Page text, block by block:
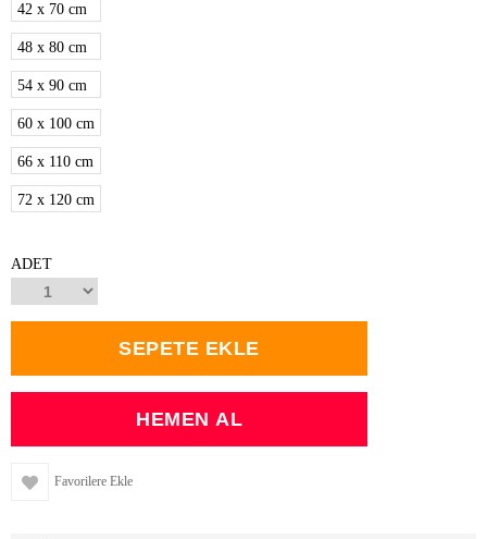
42 x 70 cm
48 x 80 cm
54 x 90 cm
60 x 100 cm
66 x 110 cm
72 x 120 cm
ADET
Favorilere Ekle